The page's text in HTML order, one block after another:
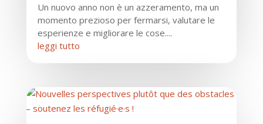
Un nuovo anno non è un azzeramento, ma un
momento prezioso per fermarsi, valutare le
esperienze e migliorare le cose....
leggi tutto